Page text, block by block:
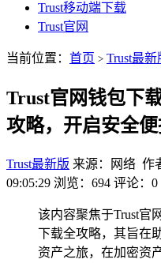
Trust移动端下载
Trust官网
当前位置： 首页 > Trust最新
Trust官网钱包下
攻略，开启安全
Trust最新版 来源：网络 作
09:05:29 浏览：694 评论：0
该内容聚焦于Trust官
下载全攻略，其旨在
资产之旅，在加密资